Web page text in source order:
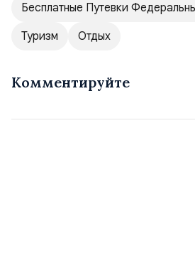
Бесплатные Путевки
Туризм
Отдых
Комментируйте